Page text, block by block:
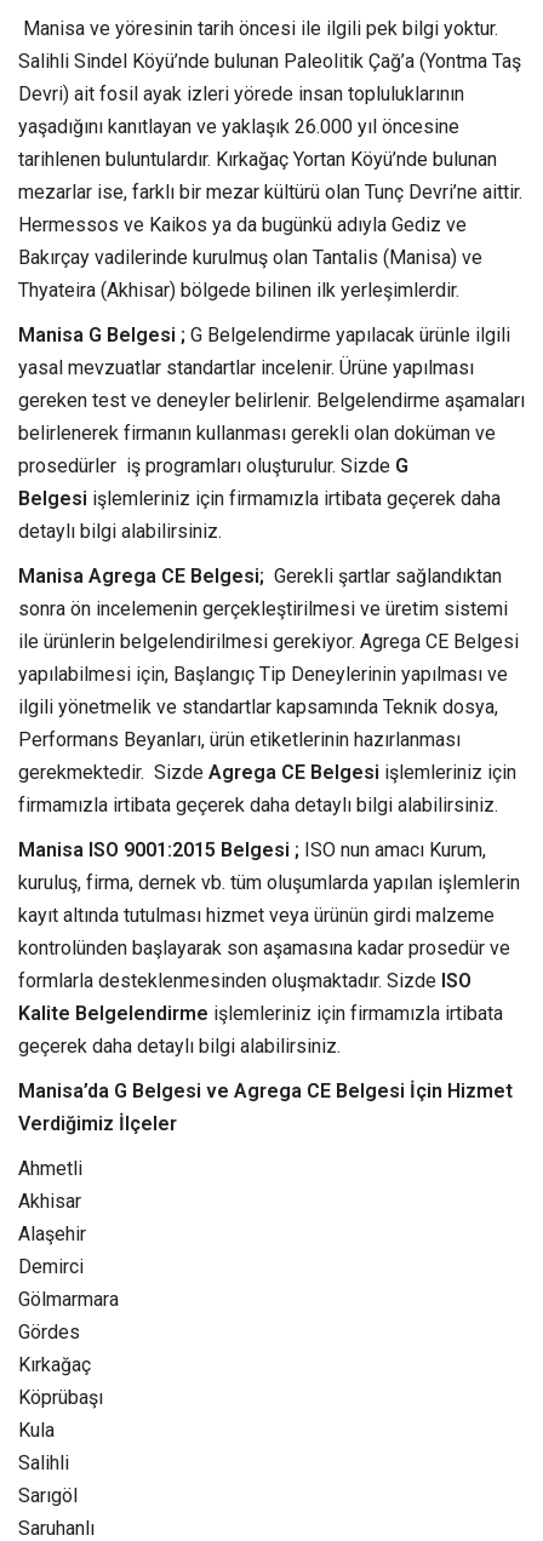
Manisa ve yöresinin tarih öncesi ile ilgili pek bilgi yoktur.
Salihli Sindel Köyü’nde bulunan Paleolitik Çağ’a (Yontma Taş
Devri) ait fosil ayak izleri yörede insan topluluklarının
yaşadığını kanıtlayan ve yaklaşık 26.000 yıl öncesine
tarihlenen buluntulardır. Kırkağaç Yortan Köyü’nde bulunan
mezarlar ise, farklı bir mezar kültürü olan Tunç Devri’ne aittir.
Hermessos ve Kaikos ya da bugünkü adıyla Gediz ve
Bakırçay vadilerinde kurulmuş olan Tantalis (Manisa) ve
Thyateira (Akhisar) bölgede bilinen ilk yerleşimlerdir.
Manisa G Belgesi ; G Belgelendirme yapılacak ürünle ilgili
yasal mevzuatlar standartlar incelenir. Ürüne yapılması
gereken test ve deneyler belirlenir. Belgelendirme aşamaları
belirlenerek firmanın kullanması gerekli olan doküman ve
prosedürler iş programları oluşturulur. Sizde G
Belgesi işlemleriniz için firmamızla irtibata geçerek daha
detaylı bilgi alabilirsiniz.
Manisa Agrega CE Belgesi; Gerekli şartlar sağlandıktan
sonra ön incelemenin gerçekleştirilmesi ve üretim sistemi
ile ürünlerin belgelendirilmesi gerekiyor. Agrega CE Belgesi
yapılabilmesi için, Başlangıç Tip Deneylerinin yapılması ve
ilgili yönetmelik ve standartlar kapsamında Teknik dosya,
Performans Beyanları, ürün etiketlerinin hazırlanması
gerekmektedir. Sizde Agrega CE Belgesi işlemleriniz için
firmamızla irtibata geçerek daha detaylı bilgi alabilirsiniz.
Manisa ISO 9001:2015 Belgesi ; ISO nun amacı Kurum,
kuruluş, firma, dernek vb. tüm oluşumlarda yapılan işlemlerin
kayıt altında tutulması hizmet veya ürünün girdi malzeme
kontrolünden başlayarak son aşamasına kadar prosedür ve
formlarla desteklenmesinden oluşmaktadır. Sizde ISO
Kalite Belgelendirme işlemleriniz için firmamızla irtibata
geçerek daha detaylı bilgi alabilirsiniz.
Manisa’da G Belgesi ve Agrega CE Belgesi İçin Hizmet
Verdiğimiz İlçeler
Ahmetli
Akhisar
Alaşehir
Demirci
Gölmarmara
Gördes
Kırkağaç
Köprübaşı
Kula
Salihli
Sarıgöl
Saruhanlı